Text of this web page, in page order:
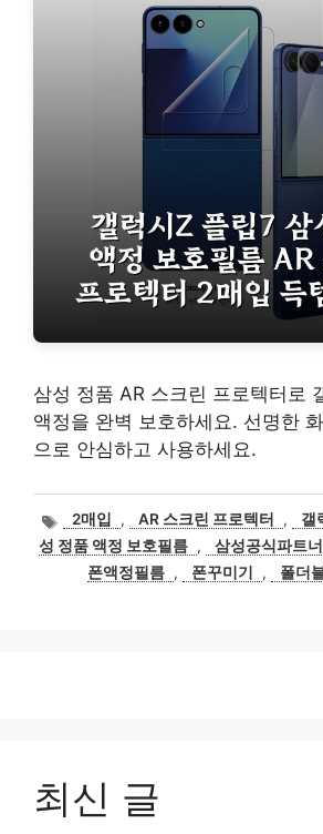
삼성 정품 AR 스크린 프로텍터로
액정을 완벽 보호하세요. 선명한
으로 안심하고 사용하세요.
태
그
2매입 , AR 스크린 프로텍터 , 갤
성 정품 액정 보호필름 , 삼성공식파트
폰액정필름 , 폰꾸미기 , 폴더
최신 글